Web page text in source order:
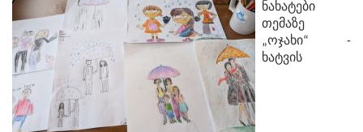
ნახატები
თემაზე
„ოჯახი“ -
ხატვის